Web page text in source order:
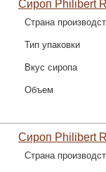
Сироп Philibert
Страна
Тип упаковки
Вкус сиропа
Объем
Сироп Philibert
Страна